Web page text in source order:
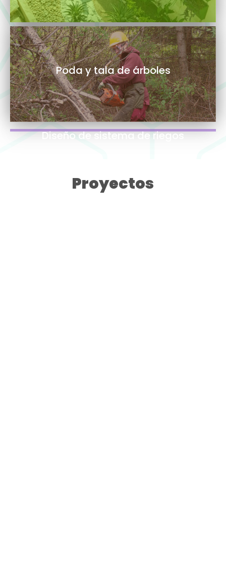
Poda y tala de árboles